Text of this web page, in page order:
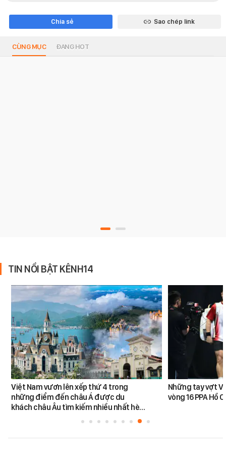
Chia sẻ Sao chép link
CÙNG MỤC ĐANG HOT
TIN NỔI BẬT KÊNH14
Việt Nam vươn lên xếp thứ 4 trong
những điểm đến châu Á được du
khách châu Âu tìm kiếm nhiều nhất hè…
Những tay vợt
vòng 16 PPA Hồ